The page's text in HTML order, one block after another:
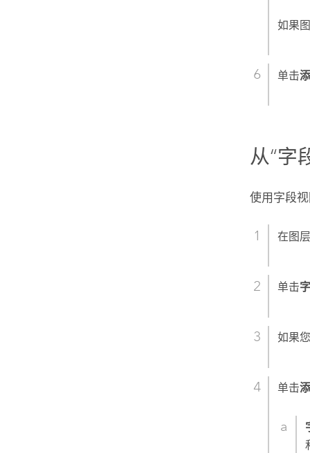
如果
单击
从“字
使用字段
在图
单击
如果
单击